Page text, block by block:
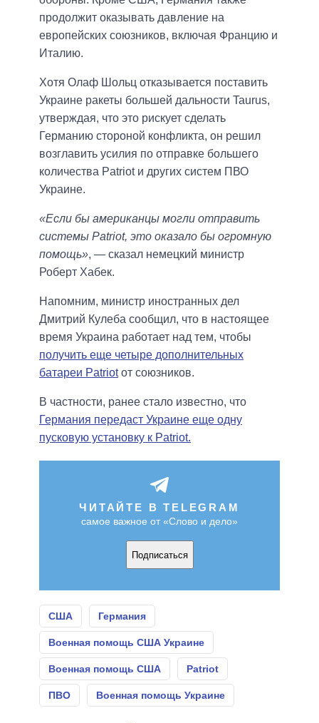
продолжит оказывать давление на
европейских союзников, включая Францию и
Италию.
Хотя Олаф Шольц отказывается поставить
Украине ракеты большей дальности Taurus,
утверждая, что это рискует сделать
Германию стороной конфликта, он решил
возглавить усилия по отправке большего
количества Patriot и других систем ПВО
Украине.
«Если бы американцы могли отправить
системы Patriot, это оказало бы огромную
помощь», — сказал немецкий министр
Роберт Хабек.
Напомним, министр иностранных дел
Дмитрий Кулеба сообщил, что в настоящее
время Украина работает над тем, чтобы
получить еще четыре дополнительных
батареи Patriotот союзников.
В частности, ранее стало известно, что
Германия передаст Украине еще одну
пусковую установку к Patriot.
ЧИТАЙТЕ В TELEGRAM
самое важное от «Слово и дело»
Подписаться
США Германия
Военная помощь США Украине
Военная помощь США Patriot
ПВО Военная помощь Украине